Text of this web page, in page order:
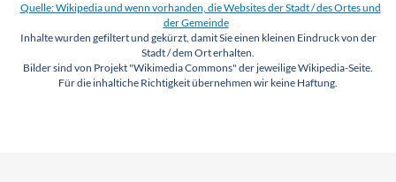
Quelle: Wikipedia und wenn vorhanden, die Websites der Stadt / des Ortes und
der Gemeinde
Inhalte wurden gefiltert und gekürzt, damit Sie einen kleinen Eindruck von der
Stadt / dem Ort erhalten.
Bilder sind von Projekt "Wikimedia Commons" der jeweilige Wikipedia-Seite.
Für die inhaltiche Richtigkeit übernehmen wir keine Haftung.